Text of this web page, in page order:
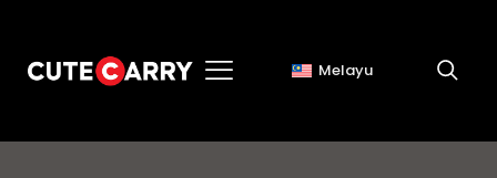
Melayu